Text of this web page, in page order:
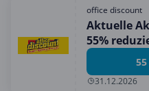
office discount
Aktuelle
55%
31.12.2026